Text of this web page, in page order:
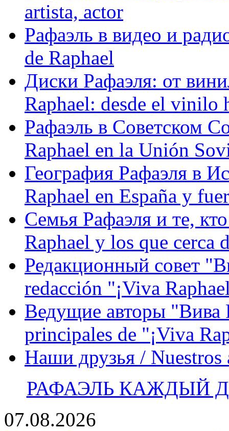
artista, actor
Рафаэль в видео и
de Raphael
Диски Рафаэля: от
Raphael: desde el vinilo
Рафаэль в Советском
Raphael en la Unión
География Рафаэля в
Raphael en España y
Семья Рафаэля и те,
Raphael y los que cerca
Редакционный совет
redacción "¡Viva
Ведущие авторы "Вива
principales de "¡Viva
Наши друзья / Nuestros
РАФАЭЛЬ КАЖДЫЙ
07.08.2026